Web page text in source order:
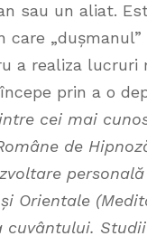
sau un aliat.
care
a realiza
prin a o
cei mai
de
Orientale